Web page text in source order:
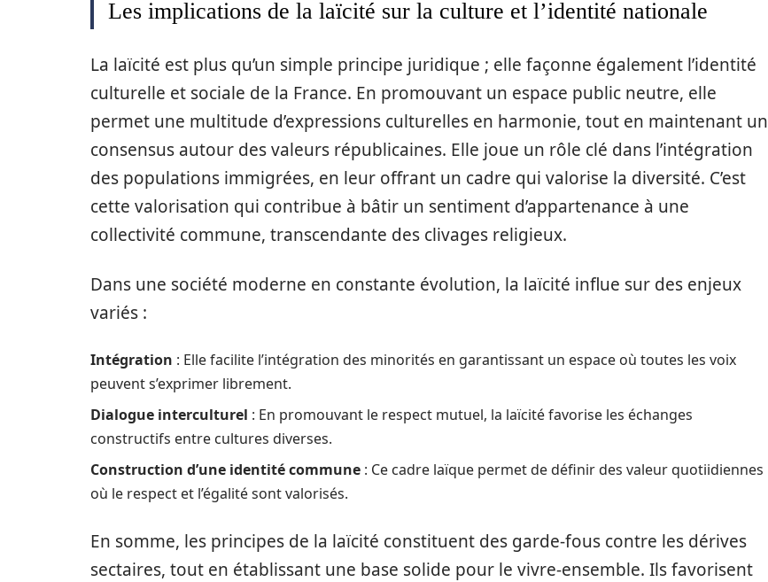
Les implications de la laïcité sur la culture et l’identité nationale
La laïcité est plus qu’un simple principe juridique ; elle façonne également l’identité
culturelle et sociale de la France. En promouvant un espace public neutre, elle
permet une multitude d’expressions culturelles en harmonie, tout en maintenant un
consensus autour des valeurs républicaines. Elle joue un rôle clé dans l’intégration
des populations immigrées, en leur offrant un cadre qui valorise la diversité. C’est
cette valorisation qui contribue à bâtir un sentiment d’appartenance à une
collectivité commune, transcendante des clivages religieux.
Dans une société moderne en constante évolution, la laïcité influe sur des enjeux
variés :
Intégration : Elle facilite l’intégration des minorités en garantissant un espace où toutes les voix
peuvent s’exprimer librement.
Dialogue interculturel : En promouvant le respect mutuel, la laïcité favorise les échanges
constructifs entre cultures diverses.
Construction d’une identité commune : Ce cadre laïque permet de définir des valeur quotiidiennes
où le respect et l’égalité sont valorisés.
En somme, les principes de la laïcité constituent des garde-fous contre les dérives
sectaires, tout en établissant une base solide pour le vivre-ensemble. Ils favorisent